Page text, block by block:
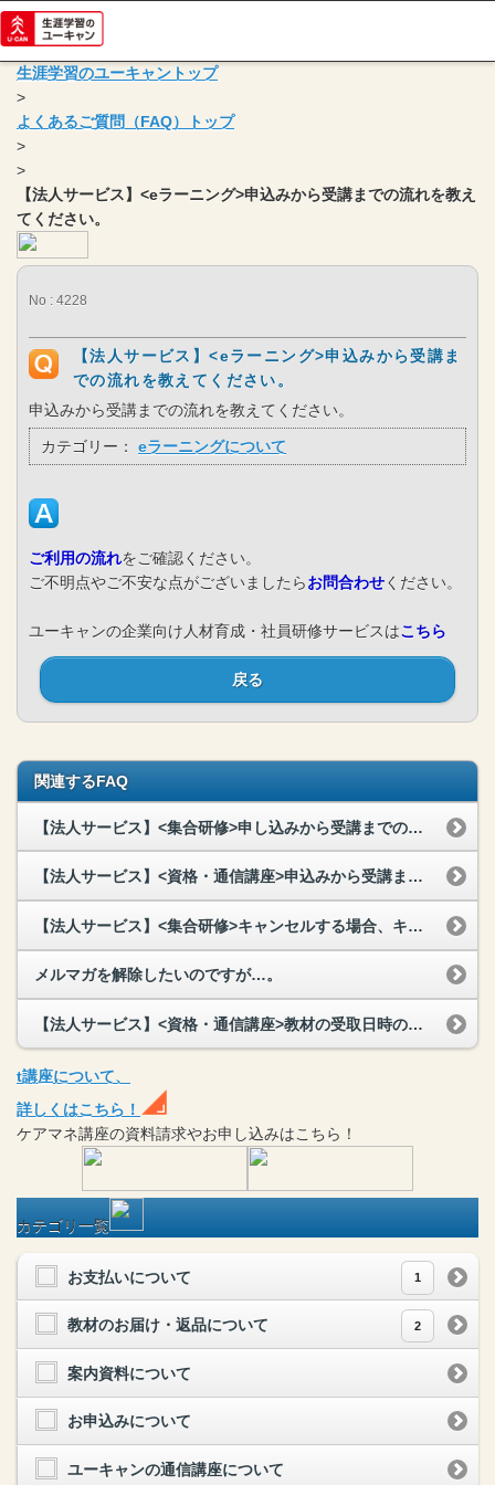
生涯学習のユーキャントップ
>
よくあるご質問（FAQ）トップ
>
>
【法人サービス】<eラーニング>申込みから受講までの流れを教え
てください。
No : 4228
【法人サービス】<eラーニング>申込みから受講ま
での流れを教えてください。
申込みから受講までの流れを教えてください。
カテゴリー： eラーニングについて
ご利用の流れをご確認ください。
ご不明点やご不安な点がございましたらお問合わせください。
ユーキャンの企業向け人材育成・社員研修サービスはこちら
戻る
関連するFAQ
【法人サービス】<集合研修>申し込みから受講までの流れを教えてください。
【法人サービス】<資格・通信講座>申込みから受講までの流れを教えてください。
【法人サービス】<集合研修>キャンセルする場合、キャンセル料は発生しますか？
メルマガを解除したいのですが…。
【法人サービス】<資格・通信講座>教材の受取日時の指定はできますか？
t講座について、
詳しくはこちら！
ケアマネ講座の資料請求やお申し込みはこちら！
カテゴリ一覧
お支払いについて 1
教材のお届け・返品について 2
案内資料について
お申込みについて
ユーキャンの通信講座について